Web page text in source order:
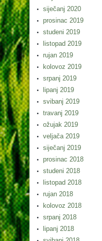
siječanj 2020
prosinac 2019
studeni 2019
listopad 2019
rujan 2019
kolovoz 2019
srpanj 2019
lipanj 2019
svibanj 2019
travanj 2019
ožujak 2019
veljača 2019
siječanj 2019
prosinac 2018
studeni 2018
listopad 2018
rujan 2018
kolovoz 2018
srpanj 2018
lipanj 2018